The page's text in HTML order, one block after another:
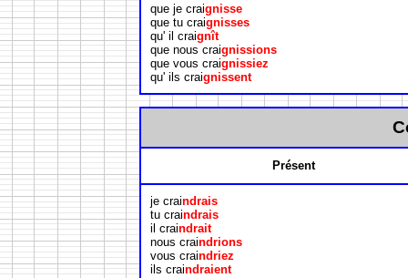
que je craignisse
que tu craignisses
qu' il craignît
que nous craignissions
que vous craignissiez
qu' ils craignissent
Présent
je craindrais
tu craindrais
il craindrait
nous craindrions
vous craindriez
ils craindraient